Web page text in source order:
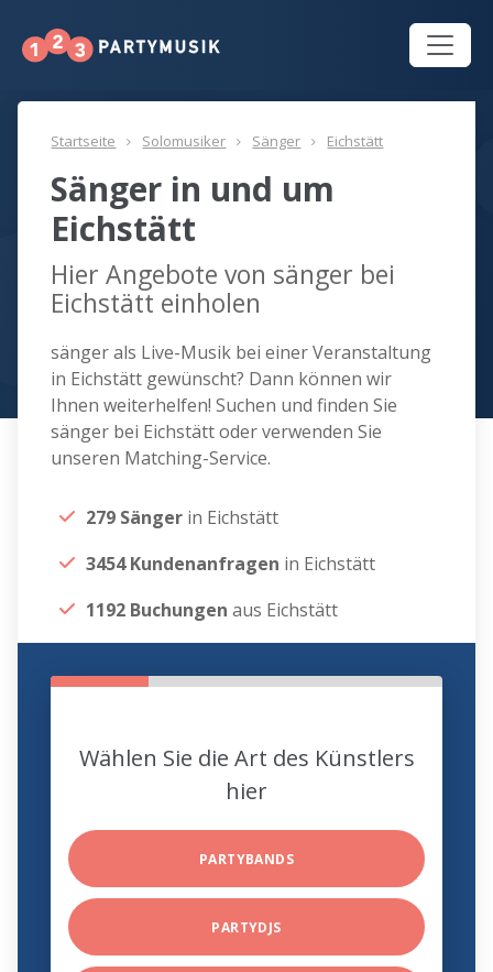
Startseite Solomusiker Sänger Eichstätt
Sänger in und um
Eichstätt
Hier Angebote von sänger bei
Eichstätt einholen
sänger als Live-Musik bei einer Veranstaltung
in Eichstätt gewünscht? Dann können wir
Ihnen weiterhelfen! Suchen und finden Sie
sänger bei Eichstätt oder verwenden Sie
unseren Matching-Service.
279 Sänger in Eichstätt
3454 Kundenanfragen in Eichstätt
1192 Buchungen aus Eichstätt
Wählen Sie die Art des Künstlers
hier
PARTYBANDS
PARTYDJS